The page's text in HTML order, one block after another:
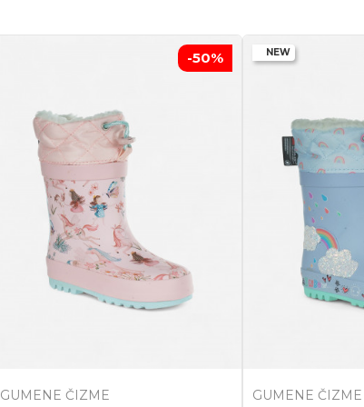
-50%
GUMENE ČIZME
NEW
GUMENE ČIZME